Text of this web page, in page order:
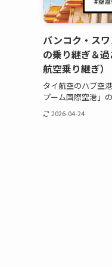
バンコク・ス
の乗り継ぎ＆
航空乗り継ぎ）
タイ航空のハブ空
プーム国際空港」
2026-04-24